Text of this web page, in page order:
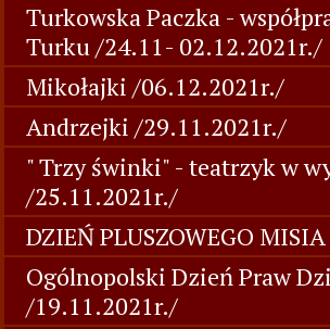
Turkowska Paczka -
Turku /24.11- 02.12.2021r./
Mikołajki /06.12.2021r./
Andrzejki /29.11.2021r./
" Trzy świnki" - teatrzyk w
/25.11.2021r./
DZIEŃ PLUSZOWEGO
Ogólnopolski Dzień Praw
/19.11.2021r./